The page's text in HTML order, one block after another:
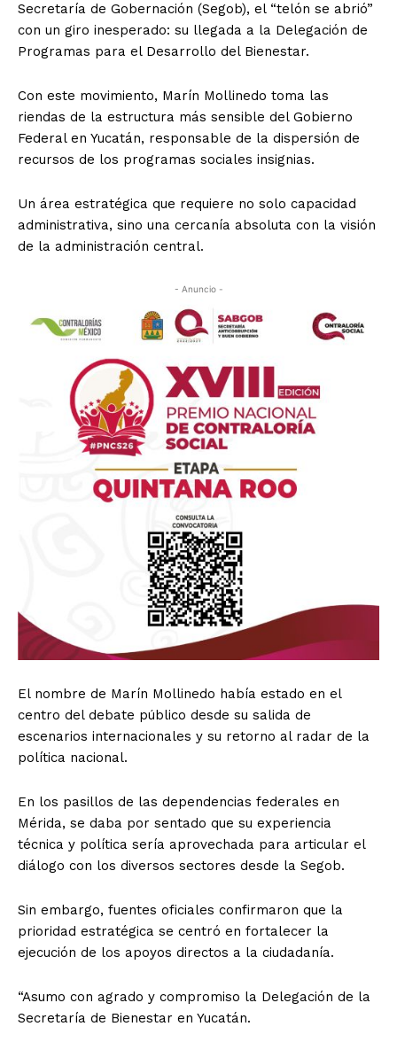
Secretaría de Gobernación (Segob), el “telón se abrió”
con un giro inesperado: su llegada a la Delegación de
Programas para el Desarrollo del Bienestar.
Con este movimiento, Marín Mollinedo toma las
riendas de la estructura más sensible del Gobierno
Federal en Yucatán, responsable de la dispersión de
recursos de los programas sociales insignias.
Un área estratégica que requiere no solo capacidad
administrativa, sino una cercanía absoluta con la visión
de la administración central.
- Anuncio -
El nombre de Marín Mollinedo había estado en el
centro del debate público desde su salida de
escenarios internacionales y su retorno al radar de la
política nacional.
En los pasillos de las dependencias federales en
Mérida, se daba por sentado que su experiencia
técnica y política sería aprovechada para articular el
diálogo con los diversos sectores desde la Segob.
Sin embargo, fuentes oficiales confirmaron que la
prioridad estratégica se centró en fortalecer la
ejecución de los apoyos directos a la ciudadanía.
“Asumo con agrado y compromiso la Delegación de la
Secretaría de Bienestar en Yucatán.